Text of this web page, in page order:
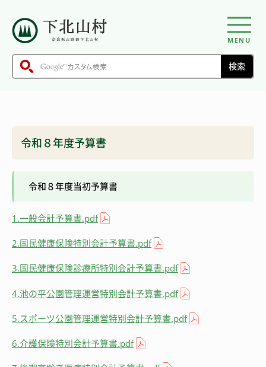
MENU
令和８年度予算書
令和８年度当初予算書
1.一般会計予算書.pdf
2.国民健康保険特別会計予算書.pdf
3.国民健康保険診療所特別会計予算書.pdf
4.池の平公園管理運営特別会計予算書.pdf
5.スポーツ公園管理運営特別会計予算書.pdf
6.介護保険特別会計予算書.pdf